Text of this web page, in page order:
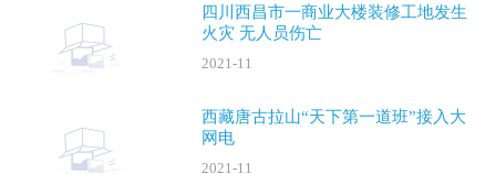
四川西昌市一商业大楼装修工地发生
火灾 无人员伤亡
2021-11
西藏唐古拉山“天下第一道班”接入大
网电
2021-11